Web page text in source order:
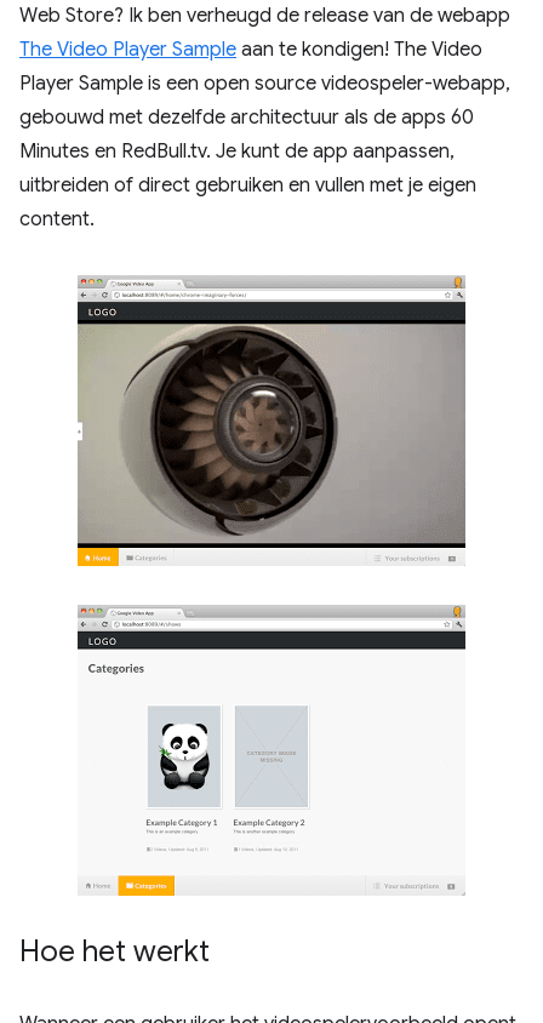
Web Store? Ik ben verheugd de release van de webapp
The Video Player Sample aan te kondigen! The Video
Player Sample is een open source videospeler-webapp,
gebouwd met dezelfde architectuur als de apps 60
Minutes en RedBull.tv. Je kunt de app aanpassen,
uitbreiden of direct gebruiken en vullen met je eigen
content.
Hoe het werkt